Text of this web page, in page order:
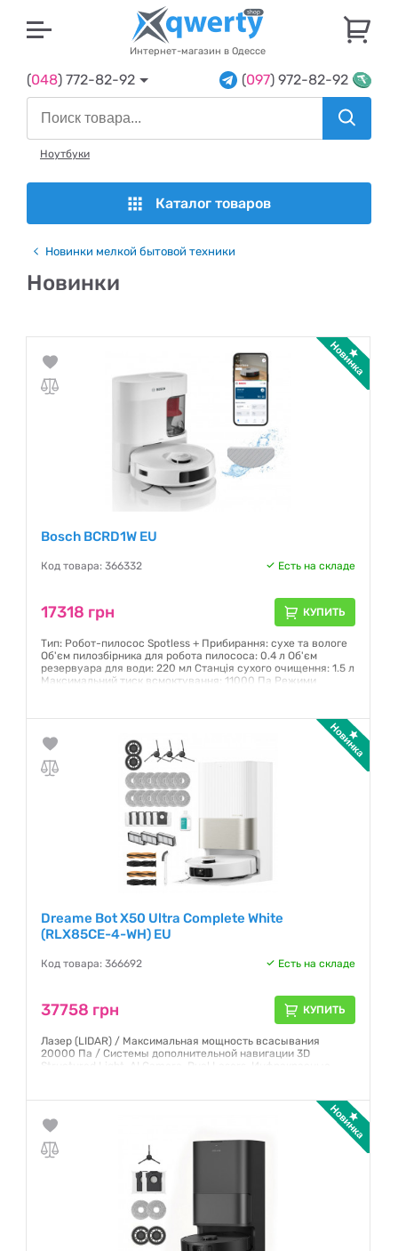
Интернет-магазин в Одессе
(048) 772-82-92 (097) 972-82-92
Ноутбуки
Каталог товаров
Новинки мелкой бытовой техники
Новинки
Bosch BCRD1W EU
Код товара: 366332 Есть на складе
17318 грн КУПИТЬ
Тип: Робот-пилосос Spotless + Прибирання: сухе та вологе
Об'єм пилозбірника для робота пилососа: 0.4 л Об'єм
резервуара для води: 220 мл Станція сухого очищення: 1.5 л
Максимальний тиск всмоктування: 11000 Па Режими
бампер, виявлення килимів, сенсор слідування вздовж
12 месяцев
Dreame Bot X50 Ultra Complete White
(RLX85CE-4-WH) EU
Код товара: 366692 Есть на складе
37758 грн КУПИТЬ
Лазер (LIDAR) / Максимальная мощность всасывания
20000 Па / Системы дополнительной навигации 3D
Structured Light, AI Camera, Dual Lasers, Инфракрасные
Гарантия: